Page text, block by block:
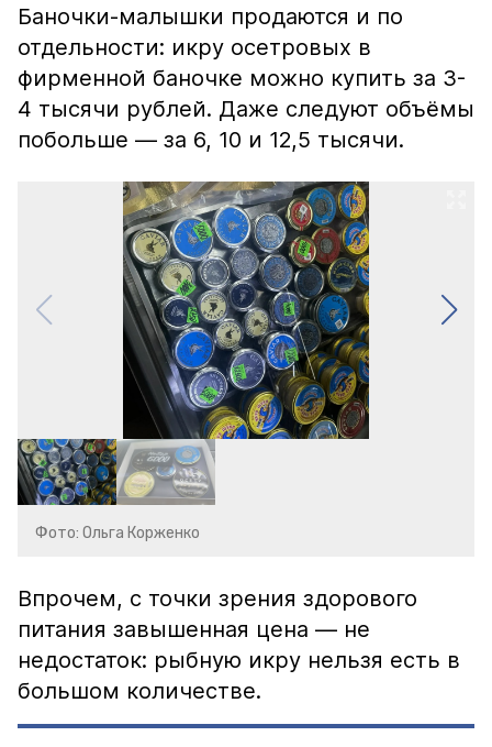
Баночки-малышки продаются и по
отдельности: икру осетровых в
фирменной баночке можно купить за 3-
4 тысячи рублей. Даже следуют объёмы
побольше — за 6, 10 и 12,5 тысячи.
Фото: Ольга Корженко
Впрочем, с точки зрения здорового
питания завышенная цена — не
недостаток: рыбную икру нельзя есть в
большом количестве.